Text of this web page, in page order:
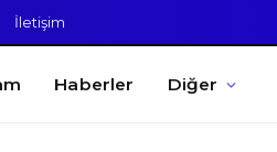
İletişim
Haberler Diğer